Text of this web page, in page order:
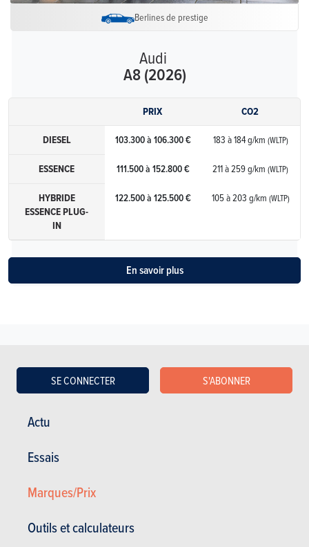
Actu
Essais
Marques/Prix
Outils et calculateurs
SE CONNECTER S'ABONNER
Berlines de prestige
Audi
A8 (2026)
PRIX
CO2
DIESEL
103.300 à 106.300 € 183 à 184 g/km (WLTP)
ESSENCE 111.500 à 152.800 € 211 à 259 g/km(WLTP)
HYBRIDE
ESSENCE PLUG-
IN
122.500 à 125.500 € 105 à 203 g/km (WLTP)
En savoir plus
Voir les anciens modèles
Nos essais